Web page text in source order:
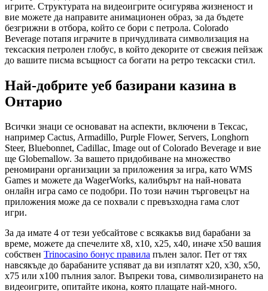
игрите. Структурата на видеоигрите осигурява жизненост и
вие можете да направите анимационен образ, за ​​да бъдете
безгрижни в отбора, който се бори с петрола. Colorado
Beverage потапя играчите в причудливата символизация на
тексаския петролен глобус, в който декорите от свежия пейзаж
до вашите писма всъщност са богати на ретро тексаски стил.
Най-добрите уеб базирани казина в
Онтарио
Всички знаци се основават на аспекти, включени в Тексас,
например Cactus, Armadillo, Purple Flower, Servers, Longhorn
Steer, Bluebonnet, Cadillac, Image out of Colorado Beverage и вие
ще Globemallow. За вашето придобиване на множество
реномирани организации за приложения за игра, като WMS
Games и можете да WagerWorks, калибърът на най-новата
онлайн игра само се подобри. По този начин търговецът на
приложения може да се похвали с превъзходна гама слот
игри.
За да имате 4 от тези уебсайтове с всякакъв вид барабани за
време, можете да спечелите x8, x10, x25, x40, иначе x50 вашия
собствен Trinocasino бонус правила пълен залог. Пет от тях
навсякъде до барабаните успяват да ви изплатят x20, x30, x50,
x75 или x100 пълния залог. Въпреки това, символизирането на
видеоигрите, опитайте икона, която плащате най-много.